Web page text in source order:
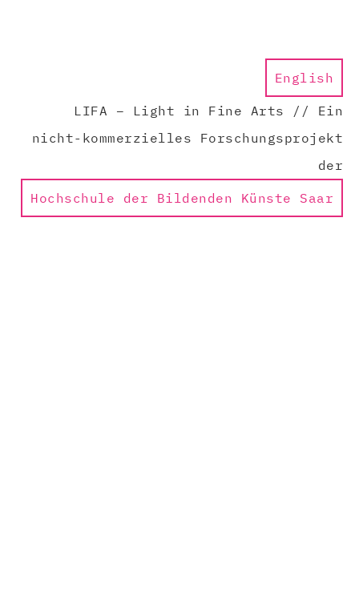
English
LIFA – Light in Fine Arts // Ein
nicht-kommerzielles Forschungsprojekt
der
Hochschule der Bildenden Künste Saar